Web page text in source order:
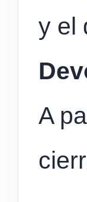
y el
A